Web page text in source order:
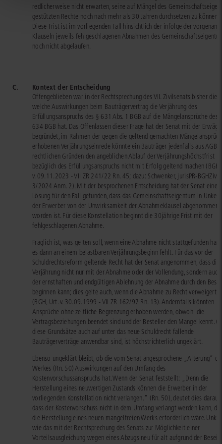
redlicherweise nicht erwarten, seine auf Mängel des
gestützten Rechte noch nach mehr als 30 Jahren durchsetzen zu können.
Diese Frist ist im vorliegenden Fall hinsichtlich der infolge der
Klauseln jeweils fehlgeschlagenen Abnahmen des
noch nicht abgelaufen.
C. Kontext der Entscheidung
Offengeblieben war in der Rechtsprechung des VII. Zivilsenats bisher die
welche Auswirkungen beim Bauträgervertrag die Verjährung des
Erfüllungsanspruchs des § 631 Abs. 1 BGB auf die Mängelansprüche des
634 BGB hat. Das Offenlassen dieser Frage hat der Senat mit der
begründet, im Rahmen der gegen die geltend gemachten
erhobenen Verjährungseinrede könnte ein Bauträger jedenfalls aus AGB-
rechtlichen Gründen den angeblichen Ablauf der Verjährungshöchstfrist
bezüglich des Erfüllungsanspruchs nicht mit Erfolg geltend machen
v. 09.11.2023 - VII ZR 241/22 Rn. 45; dazu: Schwenker, jurisPR-
3/2024 Anm. 2). Mit der besprochenen Entscheidung hat der Senat eine
Lösung für den Fall gefunden, dass das Gemeinschaftseigentum in
der Erwerber von der Unwirksamkeit der Abnahmeklausel abgenommen
worden ist. Für diese Konstellation beginnt die 30jährige Frist mit der
fehlgeschlagenen Abnahme.
Fraglich ist, was gelten soll, wenn eine Abnahme nicht stattgefunden
es dann an einem belastbaren Verjährungsbeginn fehlt. Für das vor der
Schuldrechtsreform geltende Recht hat der Senat angenommen, dass die
Verjährung nicht nur mit der Abnahme oder der Vollendung, sondern
der ernsthaften und endgültigen Ablehnung der Abnahme durch den
beginnen kann; dies gelte auch, wenn die Abnahme zu Recht verweigert
(BGH, Urt. v. 30.09.1999 - VII ZR 162/97 Rn. 13). Andernfalls könnten
Ansprüche ohne zeitliche Begrenzung erhoben werden, obwohl die
Vertragsbeziehungen beendet sind und der Besteller den Mangel kennt.
diese Grundsätze auch auf unter das neue Schuldrecht fallende
Bauträgerverträge anwendbar sind, ist höchstrichterlich ungeklärt.
Ebenso ungeklärt bleibt, ob die vom Senat angesprochene „Alterung“
Werkes (Rn. 50) Auswirkungen auf den Umfang des
Kostenvorschussanspruchs hat. Wenn der Senat feststellt: „Denn die
Herstellung eines neuwertigen Zustands können die Erwerber in der
vorliegenden Konstellation nicht verlangen.“ (Rn. 50), deutet dies darauf
dass der Kostenvorschuss nicht in dem Umfang verlangt werden kann,
die Herstellung eines neuen mangelfreien Werks erforderlich wäre.
wie das mit der Rechtsprechung des Senats zur Möglichkeit einer
Vorteilsausgleichung wegen eines Abzugs neu für alt aufgrund der